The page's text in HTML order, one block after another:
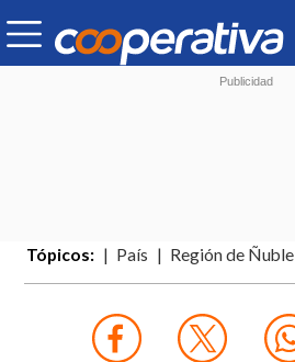
Tópicos: País Región de Ñuble